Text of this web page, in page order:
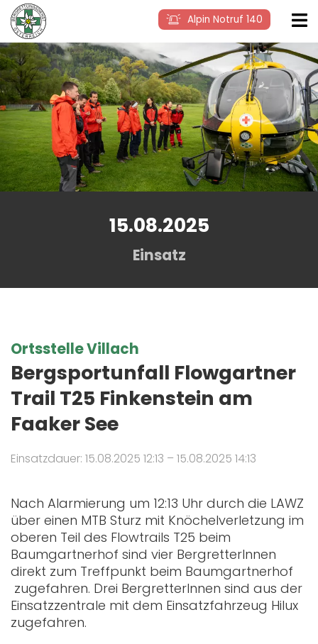
Alpin Notruf 140
15.08.2025
Einsatz
Ortsstelle Villach
Bergsportunfall Flowgartner
Trail T25 Finkenstein am
Faaker See
Einsatzdauer: 15.08.2025 12:13 – 15.08.2025 14:13
Nach Alarmierung um 12:13 Uhr durch die LAWZ
über einen MTB Sturz mit Knöchelverletzung im
oberen Teil des Flowtrails T25 beim
Baumgartnerhof sind vier BergretterInnen
direkt zum Treffpunkt beim Baumgartnerhof
zugefahren. Drei BergretterInnen sind aus der
Einsatzzentrale mit dem Einsatzfahrzeug Hilux
zugefahren.